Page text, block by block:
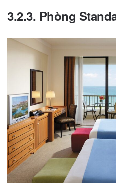
3.2.3. Phòng